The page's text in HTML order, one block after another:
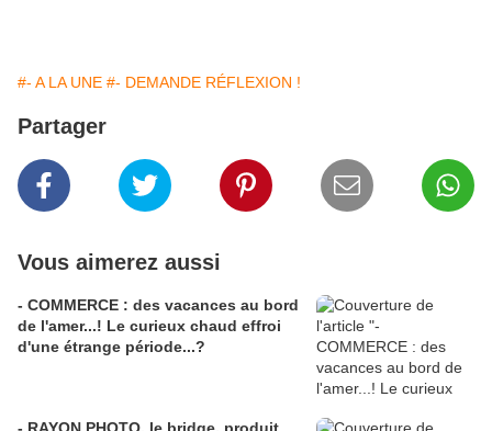
#- A LA UNE #- DEMANDE RÉFLEXION !
Partager
Vous aimerez aussi
- COMMERCE : des vacances au bord
de l'amer...! Le curieux chaud effroi
d'une étrange période...?